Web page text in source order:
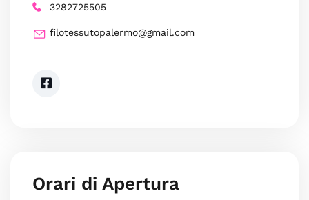
3282725505
filotessutopalermo@gmail.com
Orari di Apertura